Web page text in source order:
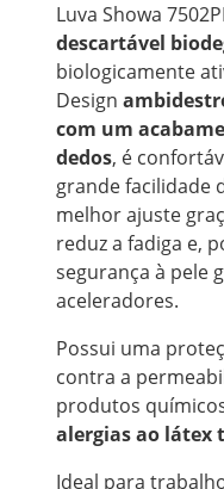
Luva Showa
descartável
biologicamente
Design
com um
dedos, é
grande facilidade
melhor ajuste
reduz a fadiga e,
segurança à pele
aceleradores.
Possui uma
contra a
produtos
alergias ao látex
Ideal para